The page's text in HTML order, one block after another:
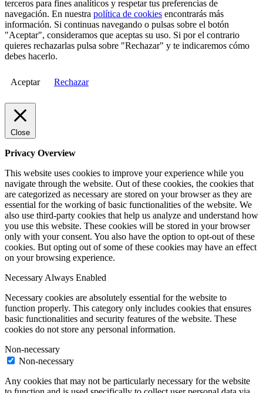
terceros para fines analíticos y respetar tus preferencias de
navegación. En nuestra política de cookies encontrarás más
información. Si continuas navegando o pulsas sobre el botón
"Aceptar", consideramos que aceptas su uso. Si por el contrario
quieres rechazarlas pulsa sobre "Rechazar" y te indicaremos cómo
debes hacerlo.
Aceptar Rechazar
Close
Privacy Overview
This website uses cookies to improve your experience while you
navigate through the website. Out of these cookies, the cookies that
are categorized as necessary are stored on your browser as they are
essential for the working of basic functionalities of the website. We
also use third-party cookies that help us analyze and understand how
you use this website. These cookies will be stored in your browser
only with your consent. You also have the option to opt-out of these
cookies. But opting out of some of these cookies may have an effect
on your browsing experience.
Necessary Always Enabled
Necessary cookies are absolutely essential for the website to
function properly. This category only includes cookies that ensures
basic functionalities and security features of the website. These
cookies do not store any personal information.
Non-necessary
Non-necessary
Any cookies that may not be particularly necessary for the website